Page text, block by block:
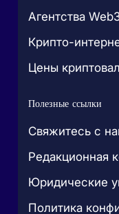
Агентства
Крипто-
Цены
Полезные ссылки
Свяжитесь с
Редакционная
Юридические
Политика